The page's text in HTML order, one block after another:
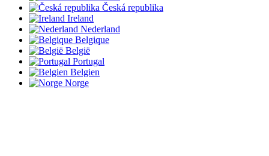
Česká republika
Ireland
Nederland
Belgique
België
Portugal
Belgien
Norge